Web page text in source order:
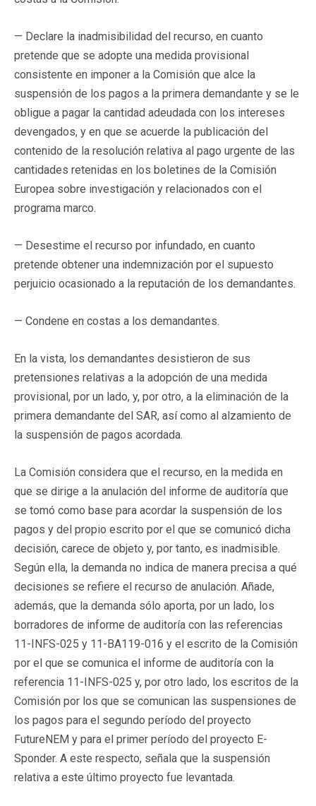
— Declare la inadmisibilidad del recurso, en cuanto
pretende que se adopte una medida provisional
consistente en imponer a la Comisión que alce la
suspensión de los pagos a la primera demandante y se le
obligue a pagar la cantidad adeudada con los intereses
devengados, y en que se acuerde la publicación del
contenido de la resolución relativa al pago urgente de las
cantidades retenidas en los boletines de la Comisión
Europea sobre investigación y relacionados con el
programa marco.
— Desestime el recurso por infundado, en cuanto
pretende obtener una indemnización por el supuesto
perjuicio ocasionado a la reputación de los demandantes.
— Condene en costas a los demandantes.
En la vista, los demandantes desistieron de sus
pretensiones relativas a la adopción de una medida
provisional, por un lado, y, por otro, a la eliminación de la
primera demandante del SAR, así como al alzamiento de
la suspensión de pagos acordada.
La Comisión considera que el recurso, en la medida en
que se dirige a la anulación del informe de auditoría que
se tomó como base para acordar la suspensión de los
pagos y del propio escrito por el que se comunicó dicha
decisión, carece de objeto y, por tanto, es inadmisible.
Según ella, la demanda no indica de manera precisa a qué
decisiones se refiere el recurso de anulación. Añade,
además, que la demanda sólo aporta, por un lado, los
borradores de informe de auditoría con las referencias
11-INFS-025 y 11-BA119-016 y el escrito de la Comisión
por el que se comunica el informe de auditoría con la
referencia 11-INFS-025 y, por otro lado, los escritos de la
Comisión por los que se comunican las suspensiones de
los pagos para el segundo período del proyecto
FutureNEM y para el primer período del proyecto E-
Sponder. A este respecto, señala que la suspensión
relativa a este último proyecto fue levantada.